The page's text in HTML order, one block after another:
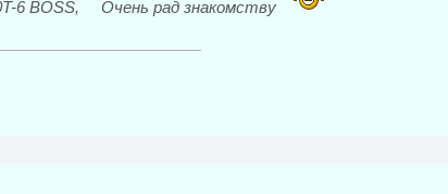
6 BOSS, Очень рад знакомству